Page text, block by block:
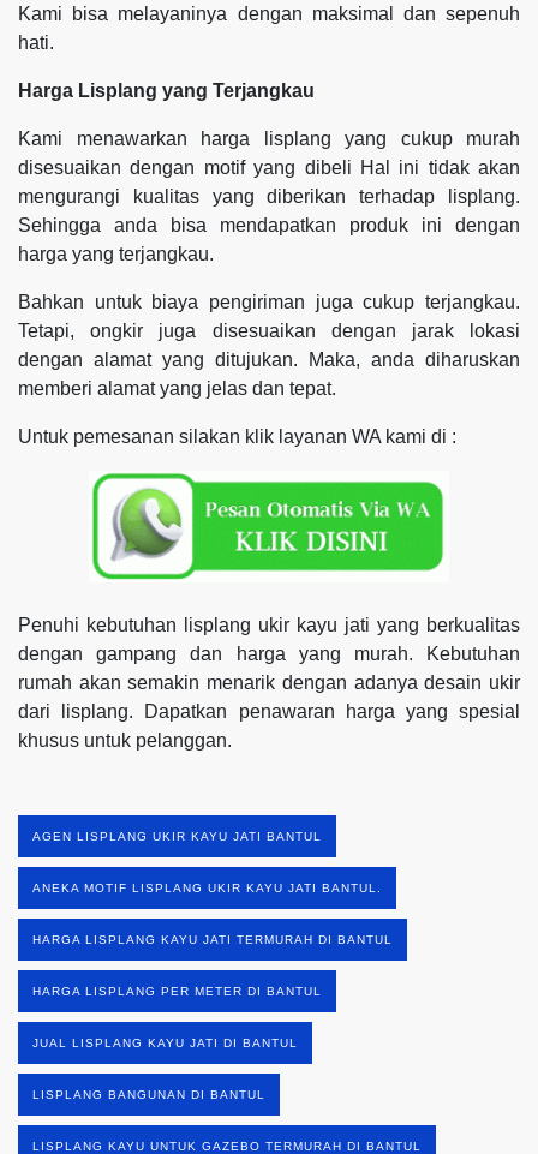
Kami bisa melayaninya dengan maksimal dan sepenuh
hati.
Harga Lisplang yang Terjangkau
Kami menawarkan harga lisplang yang cukup murah
disesuaikan dengan motif yang dibeli Hal ini tidak akan
mengurangi kualitas yang diberikan terhadap lisplang.
Sehingga anda bisa mendapatkan produk ini dengan
harga yang terjangkau.
Bahkan untuk biaya pengiriman juga cukup terjangkau.
Tetapi, ongkir juga disesuaikan dengan jarak lokasi
dengan alamat yang ditujukan. Maka, anda diharuskan
memberi alamat yang jelas dan tepat.
Untuk pemesanan silakan klik layanan WA kami di :
Penuhi kebutuhan lisplang ukir kayu jati yang berkualitas
dengan gampang dan harga yang murah. Kebutuhan
rumah akan semakin menarik dengan adanya desain ukir
dari lisplang. Dapatkan penawaran harga yang spesial
khusus untuk pelanggan.
AGEN LISPLANG UKIR KAYU JATI BANTUL
ANEKA MOTIF LISPLANG UKIR KAYU JATI BANTUL.
HARGA LISPLANG KAYU JATI TERMURAH DI BANTUL
HARGA LISPLANG PER METER DI BANTUL
JUAL LISPLANG KAYU JATI DI BANTUL
LISPLANG BANGUNAN DI BANTUL
LISPLANG KAYU UNTUK GAZEBO TERMURAH DI BANTUL